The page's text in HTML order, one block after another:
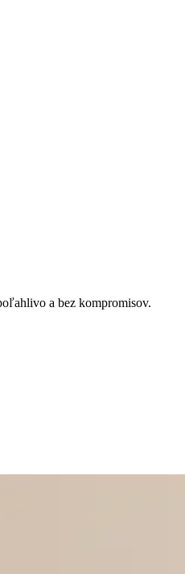
a bez kompromisov.